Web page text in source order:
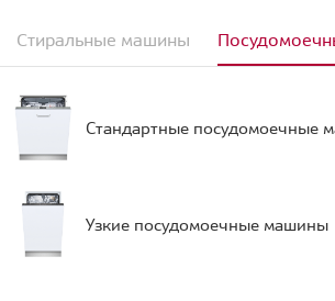
Стиральные машины
Стандартные посудомоечные
Узкие посудомоечные машины